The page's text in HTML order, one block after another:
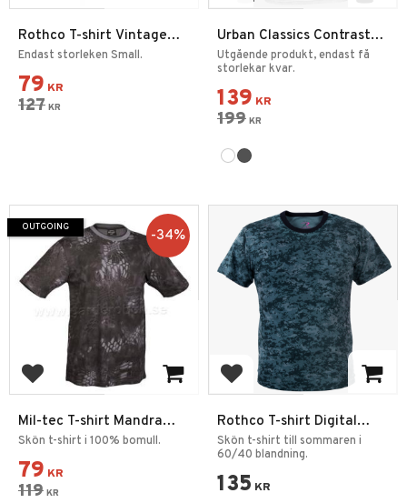
Rothco T-shirt Vintage
Strong Svart - Small
Endast storleken Small.
79 KR
127 KR
Urban Classics Contrast
Raglan Henley
Utgående produkt, endast få
storlekar kvar.
139 KR
199 KR
Add to favorites
Mil-tec T-shirt Mandra
night
Skön t-shirt i 100% bomull.
79 KR
119 KR
34%
OUTGOING
Add to favorites
Rothco T-shirt Digital
Camo
Skön t-shirt till sommaren i
60/40 blandning.
135 KR